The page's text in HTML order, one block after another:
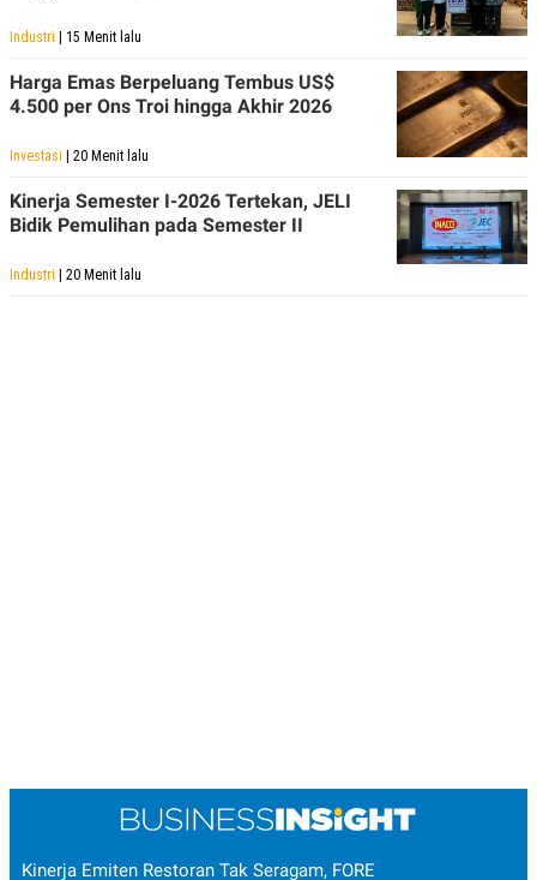
Industri | 15 Menit lalu
Harga Emas Berpeluang Tembus US$
4.500 per Ons Troi hingga Akhir 2026
Investasi | 20 Menit lalu
Kinerja Semester I-2026 Tertekan, JELI
Bidik Pemulihan pada Semester II
Industri | 20 Menit lalu
Kinerja Emiten Restoran Tak Seragam, FORE